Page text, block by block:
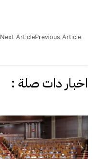
Previous Article
Next Article
اخبار دات صلة :